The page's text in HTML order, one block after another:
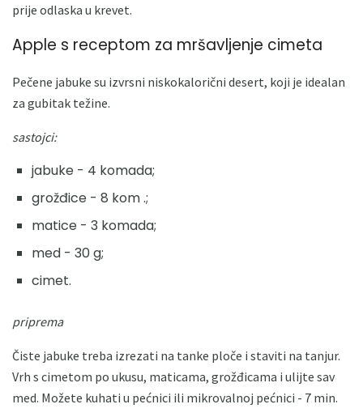
prije odlaska u krevet.
Apple s receptom za mršavljenje cimeta
Pečene jabuke su izvrsni niskokalorični desert, koji je idealan
za gubitak težine.
sastojci:
jabuke - 4 komada;
grožđice - 8 kom .;
matice - 3 komada;
med - 30 g;
cimet.
priprema
Čiste jabuke treba izrezati na tanke ploče i staviti na tanjur.
Vrh s cimetom po ukusu, maticama, grožđicama i ulijte sav
med. Možete kuhati u pećnici ili mikrovalnoj pećnici - 7 min.